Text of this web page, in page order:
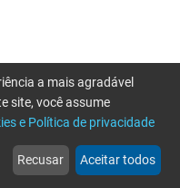
web
Notícias
more_horiz
Mais
a mais agradável
site, você assume
e Política de privacidade
Recusar Aceitar todos
tente novamente